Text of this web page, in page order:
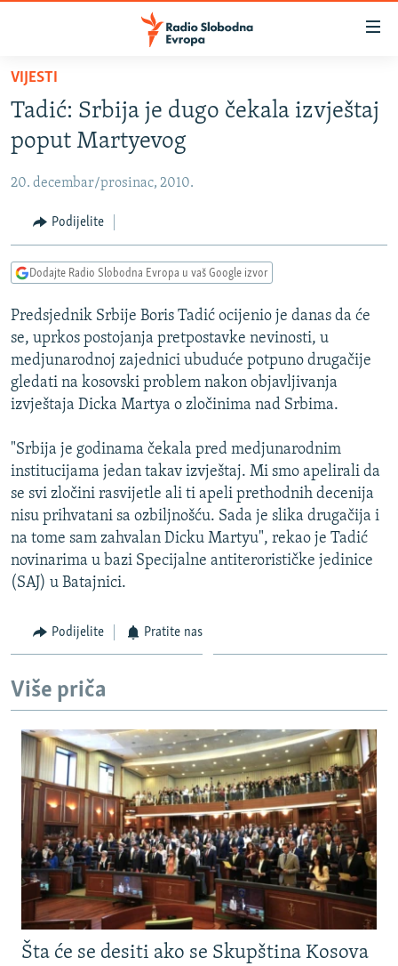
Pređite
glavni
sadržaj
Pređite
na
navigaciju
Pređite
na
VIJESTI
BOSNA I HERCEGOVINA
SRBIJA
KOSOVO
CRNA GORA
VIDEO
FOTOGALERIJE
INFOGRAFIKE
PODCASTI
RAT U UKRAJINI
KINA NA BALKANU
RSE PRIČE IZ SVIJETA
ISPRIČAJ MI
DNEVNO@RSE
SPECIJALI RSE
VIŠE OD NASLOVA
GENOCID U SREBRENICI
POPLAVE I KLIZIŠTA U BIH 2024.
POST SCRIPTUM
TRI DECENIJE OD RATA U BIH
SVE KARTE DEJTONA
NASTANAK I RASPAD JUGOSLAVIJE
PRATITE NAS
VIJESTI
Tadić: Srbija je dugo čekala izvještaj
poput Martyevog
20. decembar/prosinac, 2010.
Podijelite
Dodajte Radio Slobodna Evropa u vaš Google izvor
Predsjednik Srbije Boris Tadić ocijenio je danas da će
se, uprkos postojanja pretpostavke nevinosti, u
medjunarodnoj zajednici ubuduće potpuno drugačije
gledati na kosovski problem nakon objavljivanja
izvještaja Dicka Martya o zločinima nad Srbima.
"Srbija je godinama čekala pred medjunarodnim
institucijama jedan takav izvještaj. Mi smo apelirali da
se svi zločini rasvijetle ali ti apeli prethodnih decenija
nisu prihvatani sa ozbiljnošću. Sada je slika drugačija i
na tome sam zahvalan Dicku Martyu", rekao je Tadić
novinarima u bazi Specijalne antiterorističke jedinice
(SAJ) u Batajnici.
Podijelite Pratite nas
Više priča
Šta će se desiti ako se Skupština Kosova